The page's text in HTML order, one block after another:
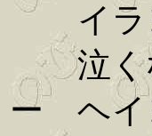
イラ
泣く
ー ヘイ